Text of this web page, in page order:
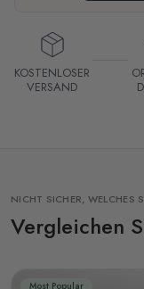
KOSTENLOSER
VERSAND
NICHT SICHER, WELCHES
Vergleichen
Most Popular